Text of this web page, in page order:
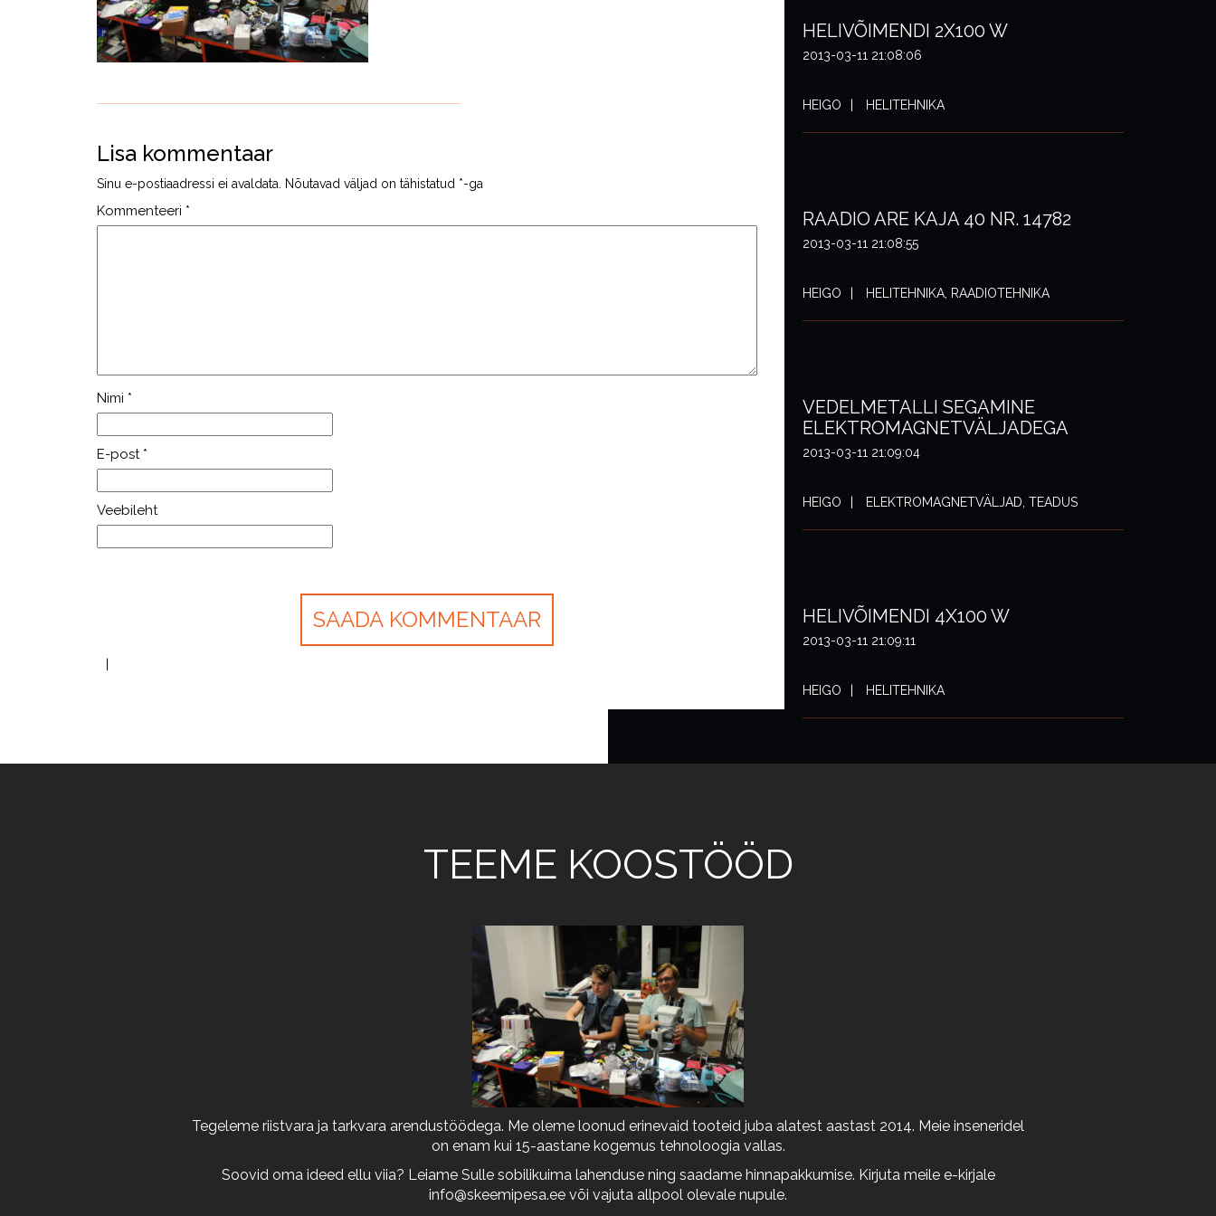
Lisa kommentaar
Sinu e-postiaadressi ei avaldata. Nõutavad väljad on tähistatud *-ga
Kommenteeri *
Nimi *
E-post *
Veebileht
HELIVÕIMENDI 2X100 W
2013-03-11 21:08:06
HEIGO HELITEHNIKA
RAADIO ARE KAJA 40 NR. 14782
2013-03-11 21:08:55
HEIGO HELITEHNIKA, RAADIOTEHNIKA
VEDELMETALLI SEGAMINE
ELEKTROMAGNETVÄLJADEGA
2013-03-11 21:09:04
HEIGO ELEKTROMAGNETVÄLJAD, TEADUS
HELIVÕIMENDI 4X100 W
2013-03-11 21:09:11
HEIGO HELITEHNIKA
TEEME KOOSTÖÖD
Tegeleme riistvara ja tarkvara arendustöödega. Me oleme loonud erinevaid tooteid juba alatest aastast 2014. Meie inseneridel
on enam kui 15-aastane kogemus tehnoloogia vallas.
Soovid oma ideed ellu viia? Leiame Sulle sobilikuima lahenduse ning saadame hinnapakkumise. Kirjuta meile e-kirjale
info@skeemipesa.ee või vajuta allpool olevale nupule.